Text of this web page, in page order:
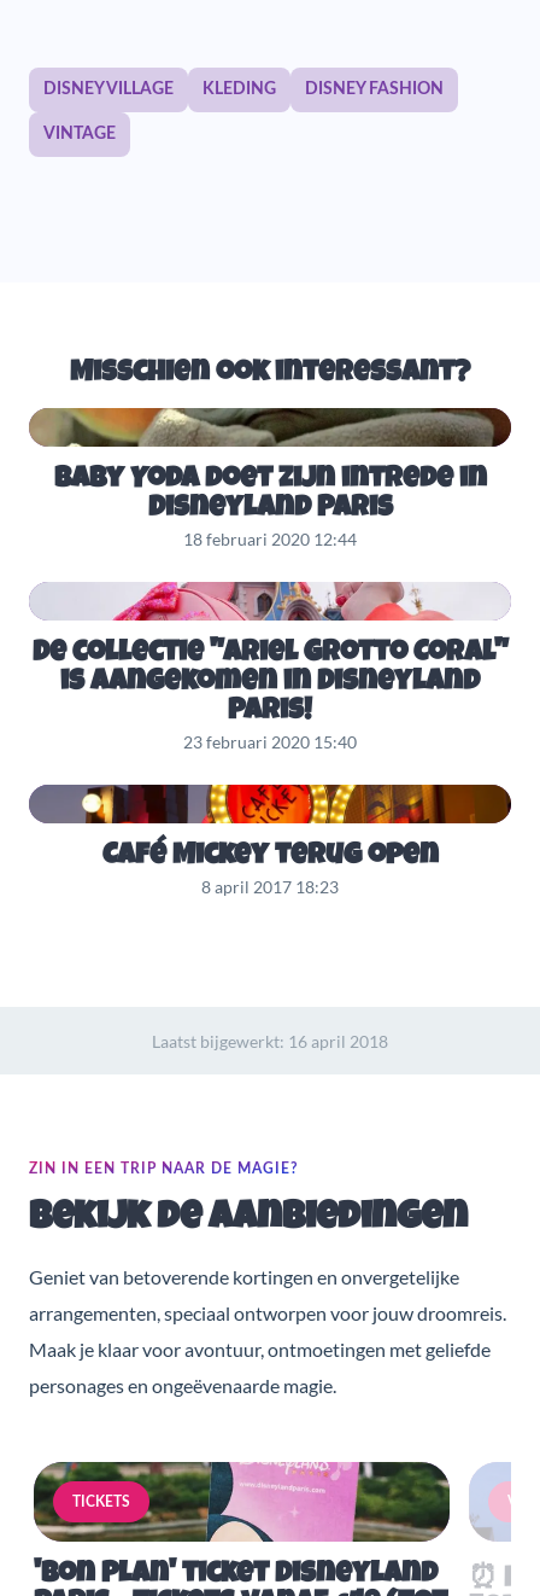
DISNEY VILLAGE KLEDING DISNEY FASHION
VINTAGE
Misschien ook interessant?
Baby Yoda doet zijn intrede in
Disneyland Paris
18 februari 2020 12:44
De collectie "Ariel Grotto Coral"
is aangekomen in Disneyland
Paris!
23 februari 2020 15:40
Café Mickey terug open
8 april 2017 18:23
Laatst bijgewerkt: 16 april 2018
ZIN IN EEN TRIP NAAR DE MAGIE?
Bekijk de aanbiedingen
Geniet van betoverende kortingen en onvergetelijke
arrangementen, speciaal ontworpen voor jouw droomreis.
Maak je klaar voor avontuur, ontmoetingen met geliefde
personages en ongeëvenaarde magie.
TICKETS
'Bon Plan' ticket Disneyland
⏰